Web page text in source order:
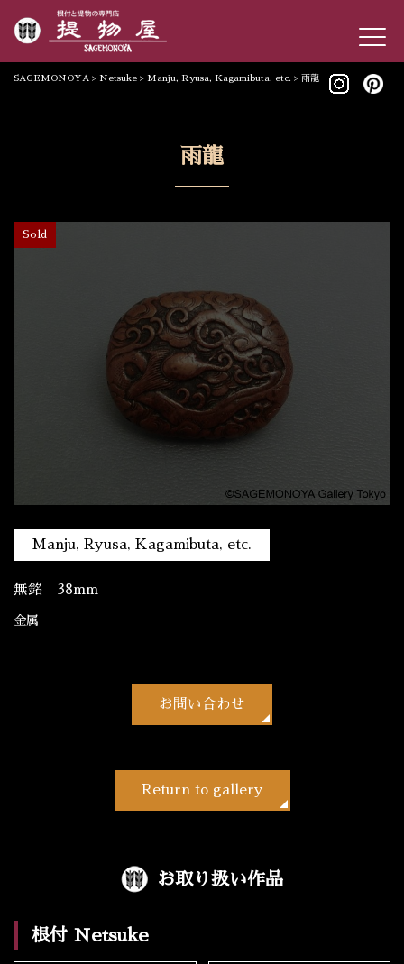
SAGEMONOYA > Netsuke > Manju, Ryusa, Kagamibuta, etc. > 雨龍
雨龍
Sold
Manju, Ryusa, Kagamibuta, etc.
無銘 38mm
金属
お問い合わせ
Return to gallery
お取り扱い作品
根付 Netsuke